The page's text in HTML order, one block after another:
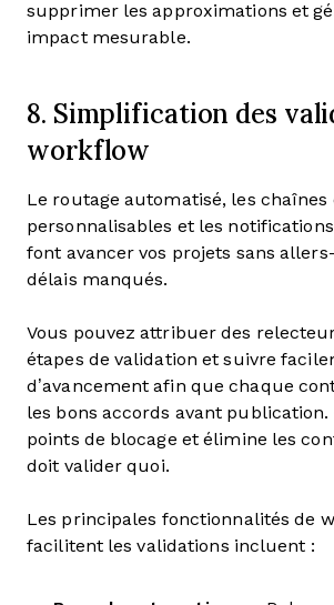
supprimer les approximations et
impact mesurable.
8. Simplification des
workflow
Le routage automatisé, les chaînes
personnalisables et les
font avancer vos projets sans
délais manqués.
Vous pouvez attribuer des
étapes de validation et suivre
d’avancement afin que chaque
les bons accords avant
points de blocage et élimine les
doit valider quoi.
Les principales fonctionnalités de
facilitent les validations incluent :